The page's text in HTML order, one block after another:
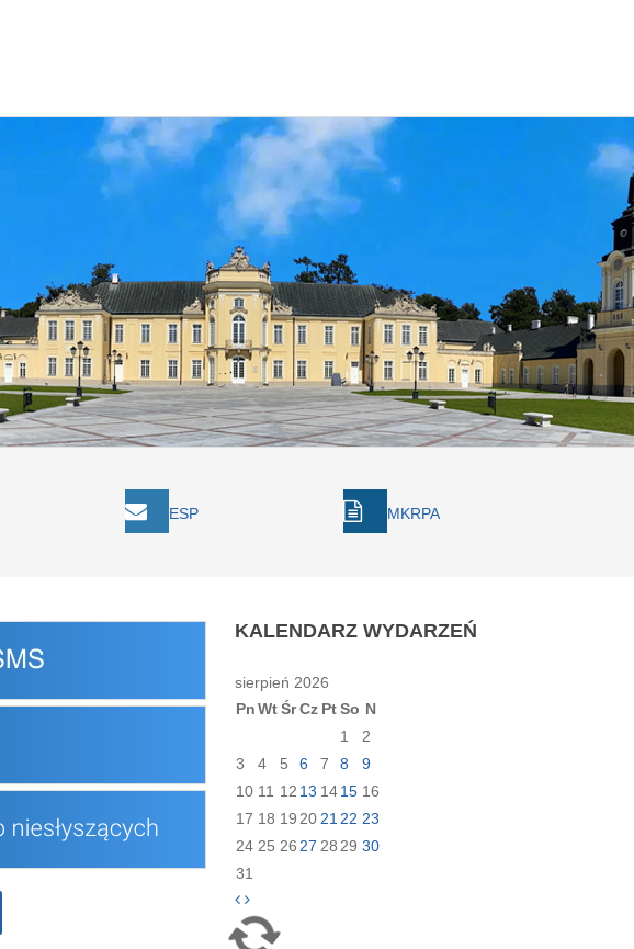
ESP MKRPA
KALENDARZWYDARZEŃ
sierpień 2026
PnWt Śr Cz Pt So N
1
2
3
4 5 6 7 8
9
10 11 12 13 14 15 16
17 18 19 20 21 22 23
24 25 26 27 28 29 30
31